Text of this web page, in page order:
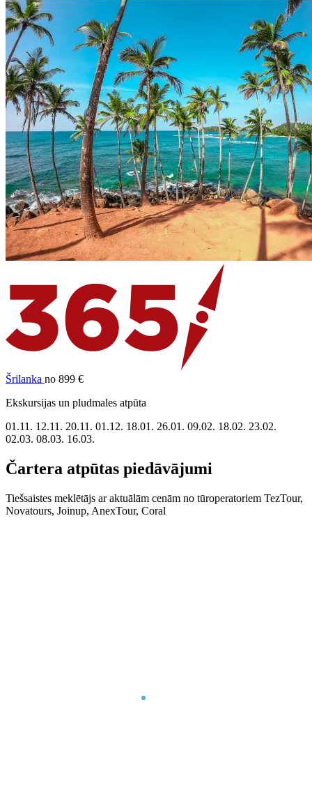
Šrilanka no 899 €
Ekskursijas un pludmales atpūta
01.11. 12.11. 20.11. 01.12. 18.01. 26.01. 09.02. 18.02. 23.02.
02.03. 08.03. 16.03.
Čartera atpūtas piedāvājumi
Tiešsaistes meklētājs ar aktuālām cenām no tūroperatoriem TezTour,
Novatours, Joinup, AnexTour, Coral